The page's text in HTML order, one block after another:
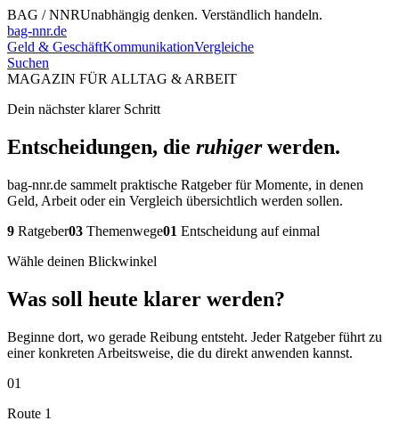
BAG / NNRUnabhängig denken. Verständlich handeln.
bag-nnr.de
Geld & GeschäftKommunikationVergleiche
Suchen
MAGAZIN FÜR ALLTAG & ARBEIT
Dein nächster klarer Schritt
Entscheidungen, die ruhigerwerden.
bag-nnr.de sammelt praktische Ratgeber für Momente, in denen
Geld, Arbeit oder ein Vergleich übersichtlich werden sollen.
9 Ratgeber03 Themenwege01 Entscheidung auf einmal
Wähle deinen Blickwinkel
Was soll heute klarer werden?
Beginne dort, wo gerade Reibung entsteht. Jeder Ratgeber führt zu
einer konkreten Arbeitsweise, die du direkt anwenden kannst.
01
Route 1